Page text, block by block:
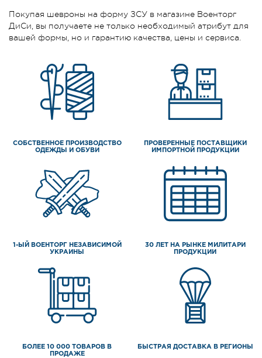
Покупая шевроны на форму ЗСУ в магазине Военторг
ДиСи, вы получаете не только необходимый атрибут для
вашей формы, но и гарантию качества, цены и сервиса.
СОБСТВЕННОЕ ПРОИЗВОДСТВО
ОДЕЖДЫ И ОБУВИ
ПРОВЕРЕННЫЕ ПОСТАВЩИКИ
ИМПОРТНОЙ ПРОДУКЦИИ
1-ЫЙ ВОЕНТОРГ НЕЗАВИСИМОЙ
УКРАИНЫ
30 ЛЕТ НА РЫНКЕ МИЛИТАРИ
ПРОДУКЦИИ
БОЛЕЕ 10 000 ТОВАРОВ В
ПРОДАЖЕ
БЫСТРАЯ ДОСТАВКА В РЕГИОНЫ